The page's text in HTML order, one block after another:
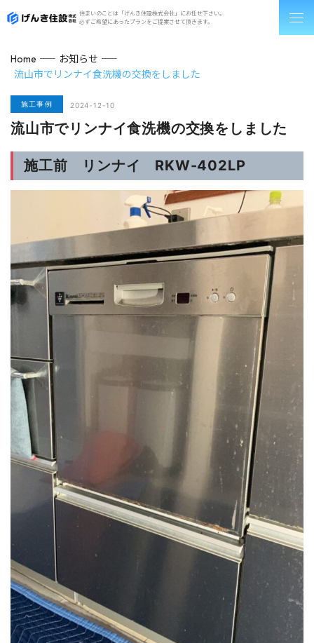
住まいのことは「げんき住設株式会社」にお任せ下さい。
必ずご希望にあったプランをご提案させて頂きます。
Home
お知らせ
流山市でリンナイ食洗機の交換をしました
施工事例 2024-12-10
流山市でリンナイ食洗機の交換をしました
施工前 リンナイ RKW-402LP